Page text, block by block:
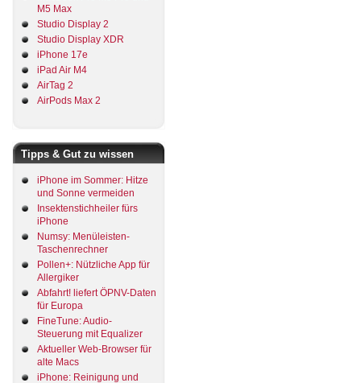
M5 Max
Studio Display 2
Studio Display XDR
iPhone 17e
iPad Air M4
AirTag 2
AirPods Max 2
Tipps & Gut zu wissen
iPhone im Sommer: Hitze
und Sonne vermeiden
Insektenstichheiler fürs
iPhone
Numsy: Menüleisten-
Taschenrechner
Pollen+: Nützliche App für
Allergiker
Abfahrt! liefert ÖPNV-Daten
für Europa
FineTune: Audio-
Steuerung mit Equalizer
Aktueller Web-Browser für
alte Macs
iPhone: Reinigung und